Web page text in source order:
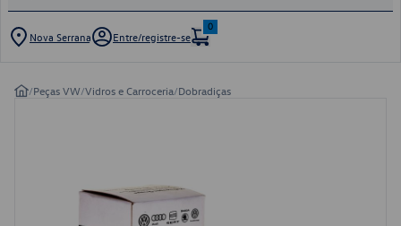
Nova Serrana Entre/registre-se
0
/Peças VW/Vidros e Carroceria/Dobradiças